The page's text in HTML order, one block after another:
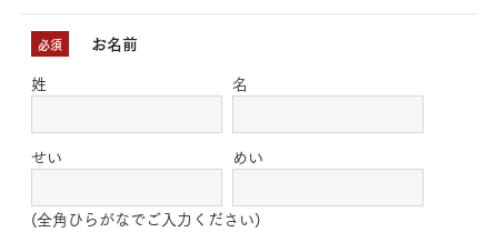
必須 お名前
姓 名
せい めい
(全角ひらがなでご入力ください)